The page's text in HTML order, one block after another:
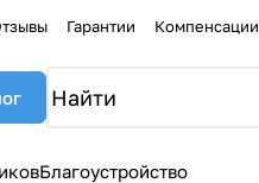
Гарантии Компенсации
Благоустройство